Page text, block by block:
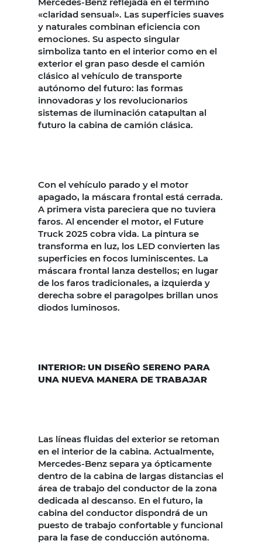
«claridad sensual». Las superficies suaves
y naturales combinan eficiencia con
emociones. Su aspecto singular
simboliza tanto en el interior como en el
exterior el gran paso desde el camión
clásico al vehículo de transporte
autónomo del futuro: las formas
innovadoras y los revolucionarios
sistemas de iluminación catapultan al
futuro la cabina de camión clásica.
Con el vehículo parado y el motor
apagado, la máscara frontal está cerrada.
A primera vista pareciera que no tuviera
faros. Al encender el motor, el Future
Truck 2025 cobra vida. La pintura se
transforma en luz, los LED convierten las
superficies en focos luminiscentes. La
máscara frontal lanza destellos; en lugar
de los faros tradicionales, a izquierda y
derecha sobre el paragolpes brillan unos
diodos luminosos.
INTERIOR: UN DISEÑO SERENO PARA
UNA NUEVA MANERA DE TRABAJAR
Las líneas fluidas del exterior se retoman
en el interior de la cabina. Actualmente,
Mercedes-Benz separa ya ópticamente
dentro de la cabina de largas distancias el
área de trabajo del conductor de la zona
dedicada al descanso. En el futuro, la
cabina del conductor dispondrá de un
puesto de trabajo confortable y funcional
para la fase de conducción autónoma.